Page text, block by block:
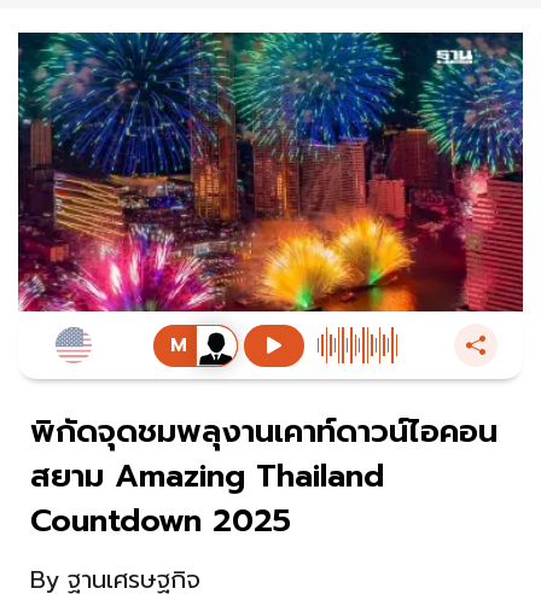
พิกัดจุดชมพลุงานเคาท์ดาวน์ไอคอน
สยาม Amazing Thailand
Countdown 2025
By ฐานเศรษฐกิจ